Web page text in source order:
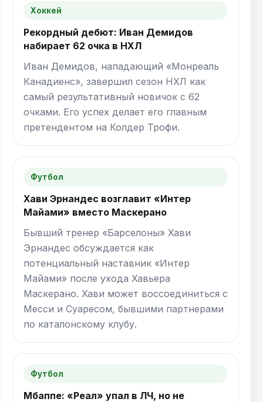
Хоккей
Рекордный дебют: Иван Демидов
набирает 62 очка в НХЛ
Иван Демидов, нападающий «Монреаль
Канадиенс», завершил сезон НХЛ как
самый результативный новичок с 62
очками. Его успех делает его главным
претендентом на Колдер Трофи.
Футбол
Хави Эрнандес возглавит «Интер
Майами» вместо Маскерано
Бывший тренер «Барселоны» Хави
Эрнандес обсуждается как
потенциальный наставник «Интер
Майами» после ухода Хавьера
Маскерано. Хави может воссоединиться с
Месси и Суаресом, бывшими партнерами
по каталонскому клубу.
Футбол
Мбаппе: «Реал» упал в ЛЧ, но не